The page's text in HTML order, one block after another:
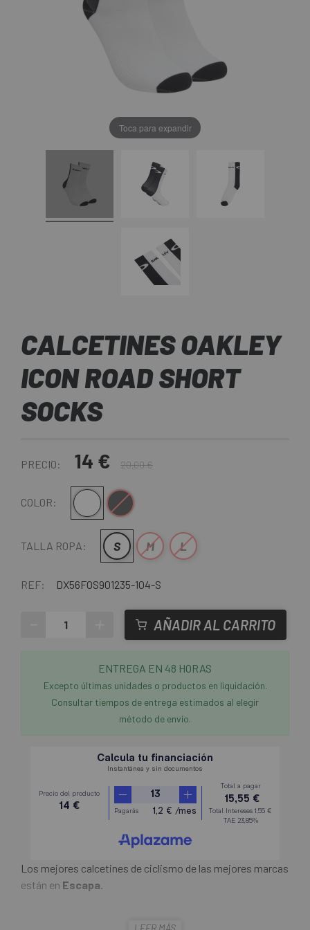
Toca para expandir
CALCETINES OAKLEY
ICON ROAD SHORT
SOCKS
PRECIO: 14 € 20,00 €
COLOR:Blanco-Negro
Negro-Gris
TALLA ROPA: S M L
REF: DX56FOS901235-104-S
AÑADIR AL CARRITO
ENTREGA EN 48 HORAS
Excepto últimas unidades o productos en liquidación.
Consultar tiempos de entrega estimados al elegir
método de envío.
Los mejores calcetines de ciclismo de las mejores marcas
están en Escapa.